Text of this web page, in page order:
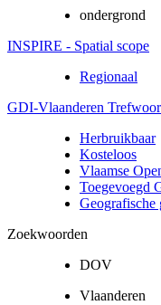
ondergrond
INSPIRE - Spatial scope
Regionaal
GDI-Vlaanderen
Herbruikbaar
Kosteloos
Vlaamse
Toegevoegd
Geografische
Zoekwoorden
DOV
Vlaanderen